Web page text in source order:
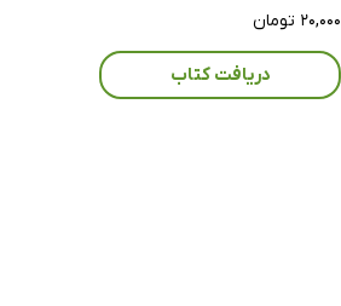
۲۰,۰۰۰ تومان
دریافت کتاب